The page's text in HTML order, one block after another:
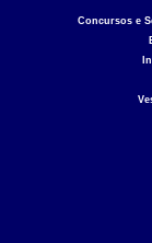
Concursos e